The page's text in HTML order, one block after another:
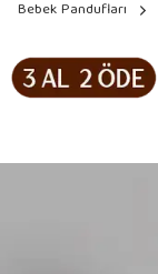
Bebek Pandufları